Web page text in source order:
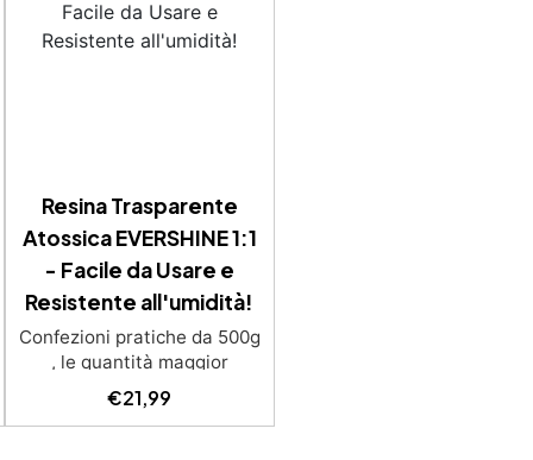
Resina Trasparente
Atossica EVERSHINE 1:1
- Facile da Usare e
Resistente all'umidità!
Confezioni pratiche da 500g
, le quantità maggior
saranno forniti con multipli
di questo kit (es: 2kg = 4 kit
€21,99